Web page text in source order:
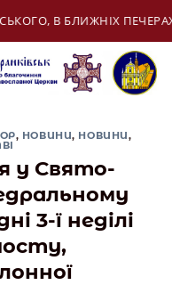
09 Серпня:
, НОВИНИ, НОВИНИ,
у Свято-
3-ї неділі